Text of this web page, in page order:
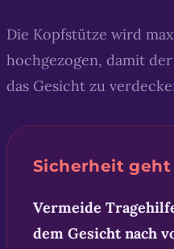
Die Kopfstütze wird
hochgezogen, damit
das Gesicht zu
Sicherheit geht
Vermeide
dem Gesicht nach